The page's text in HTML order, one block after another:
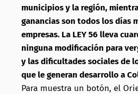
municipios y la región,
ganancias son todos los días
empresas. La LEY 56 lleva
ninguna modificación para
y las dificultades sociales de
que le generan desarrollo a
Para muestra un botón, el